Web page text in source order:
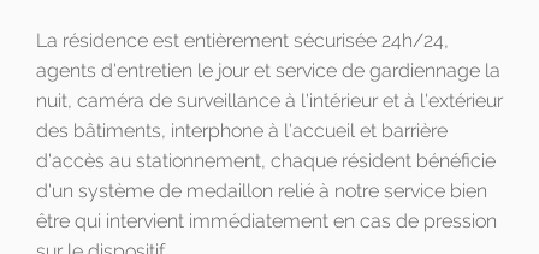
La résidence est entièrement sécurisée 24h/24,
agents d'entretien le jour et service de gardiennage la
nuit, caméra de surveillance à l'intérieur et à l'extérieur
des bâtiments, interphone à l'accueil et barrière
d'accès au stationnement, chaque résident bénéficie
d'un système de medaillon relié à notre service bien
être qui intervient immédiatement en cas de pression